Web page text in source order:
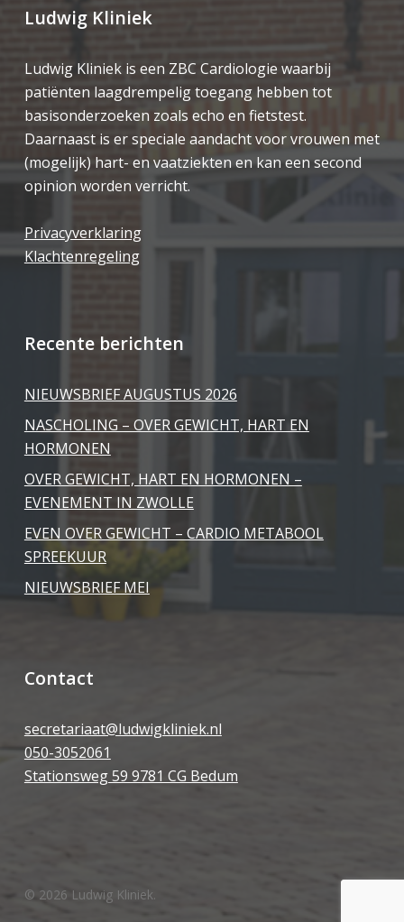
Ludwig Kliniek
Ludwig Kliniek is een ZBC Cardiologie waarbij
patiënten laagdrempelig toegang hebben tot
basisonderzoeken zoals echo en fietstest.
Daarnaast is er speciale aandacht voor vrouwen met
(mogelijk) hart- en vaatziekten en kan een second
opinion worden verricht.
Privacyverklaring
Klachtenregeling
Recente berichten
NIEUWSBRIEF AUGUSTUS 2026
NASCHOLING – OVER GEWICHT, HART EN
HORMONEN
OVER GEWICHT, HART EN HORMONEN –
EVENEMENT IN ZWOLLE
EVEN OVER GEWICHT – CARDIO METABOOL
SPREEKUUR
NIEUWSBRIEF MEI
Contact
secretariaat@ludwigkliniek.nl
050-3052061
Stationsweg 59 9781 CG Bedum
© 2026 Ludwig Kliniek.